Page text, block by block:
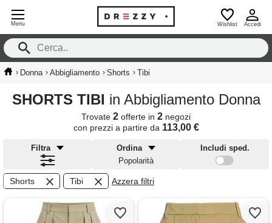
Menu Wishlist Accedi
› Donna › Abbigliamento › Shorts › Tibi
SHORTS TIBI in Abbigliamento Donna
Trovate 2 offerte in 2 negozi
con prezzi a partire da 113,00 €
Filtra
Ordina
Popolarità
Includi sped.
Shorts Tibi Azzera filtri